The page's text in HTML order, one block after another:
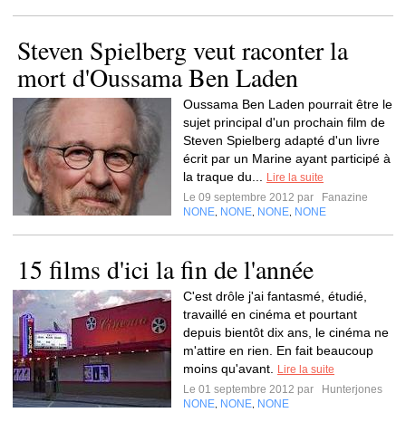
Steven Spielberg veut raconter la
mort d'Oussama Ben Laden
Oussama Ben Laden pourrait être le
sujet principal d'un prochain film de
Steven Spielberg adapté d'un livre
écrit par un Marine ayant participé à
la traque du...
Lire la suite
Le 09 septembre 2012 par
Fanazine
NONE NONE NONE NONE
15 films d'ici la fin de l'année
C'est drôle j'ai fantasmé, étudié,
travaillé en cinéma et pourtant
depuis bientôt dix ans, le cinéma ne
m'attire en rien. En fait beaucoup
moins qu'avant.
Lire la suite
Le 01 septembre 2012 par
Hunterjones
NONE NONE NONE